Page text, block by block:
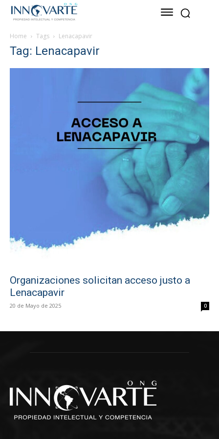
Home Tags Lenacapavir
Tag: Lenacapavir
Organizaciones solicitan acceso justo a
Lenacapavir
20 de Mayo de 2025 0